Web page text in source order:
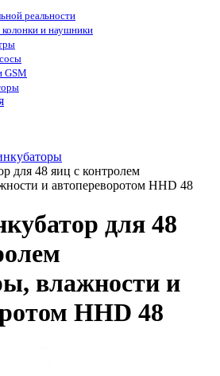
реальности
и наушники
GSM
для 48 яиц с контролем
и автопереворотом HHD 48
для 48
влажности и
HHD 48